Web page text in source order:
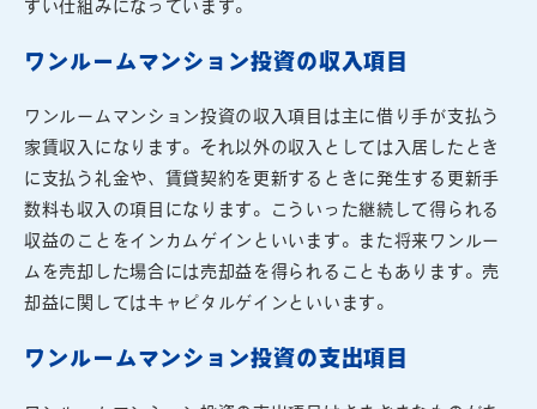
すい仕組みになっています。
ワンルームマンション投資の収入項目
ワンルームマンション投資の収入項目は主に借り手が支払う
家賃収入になります。それ以外の収入としては入居したとき
に支払う礼金や、賃貸契約を更新するときに発生する更新手
数料も収入の項目になります。こういった継続して得られる
収益のことをインカムゲインといいます。また将来ワンルー
ムを売却した場合には売却益を得られることもあります。売
却益に関してはキャピタルゲインといいます。
ワンルームマンション投資の支出項目